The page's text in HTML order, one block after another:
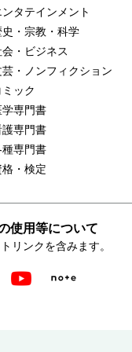
ンタテインメント
史・宗教・科学
会・ビジネス
芸・ノンフィクション
ミック
学専門書
護専門書
種専門書
格・検定
使用等について
リンクを含みます。